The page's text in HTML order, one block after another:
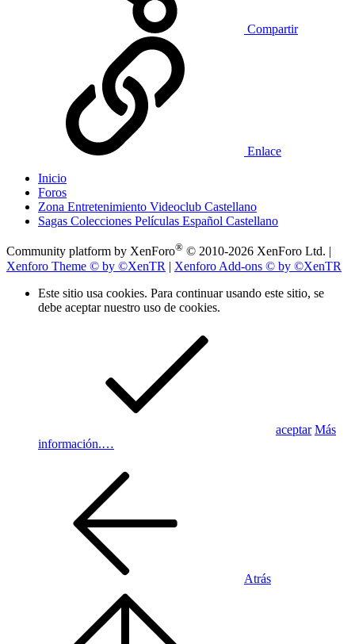
Compartir
Enlace
Inicio
Foros
Zona Entretenimiento Videoclub Castellano
Sagas Colecciones Películas Español Castellano
Community platform by XenForo® © 2010-2026 XenForo Ltd.
Xenforo Theme © by ©XenTR | Xenforo Add-ons © by ©XenTR
Este sitio usa cookies. Para continuar usando este sitio, se
debe aceptar nuestro uso de cookies.
aceptar Más
información.…
Atrás